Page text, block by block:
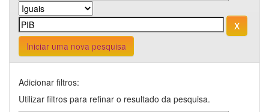
Iniciar uma nova pesquisa
Adicionar filtros:
Utilizar filtros para refinar o resultado da pesquisa.